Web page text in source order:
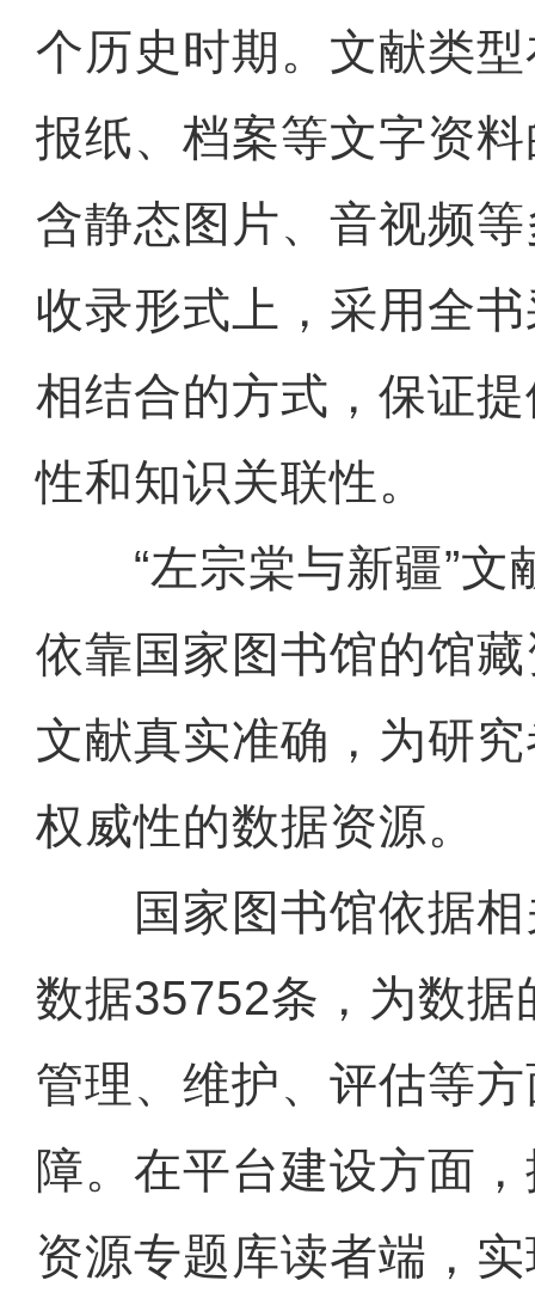
个历史时期。文献类
报纸、档案等文字资
含静态图片、音视频
收录形式上，采用全
相结合的方式，保证
性和知识关联性。
“左宗棠与新疆”文
依靠国家图书馆的馆
文献真实准确，为研
权威性的数据资源。
国家图书馆依据相
数据35752条，为数据
管理、维护、评估等
障。在平台建设方面
资源专题库读者端，